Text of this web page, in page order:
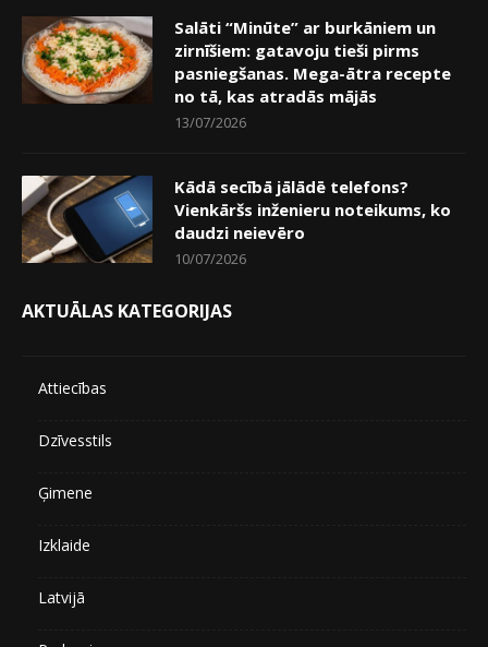
Salāti “Minūte” ar burkāniem un
zirnīšiem: gatavoju tieši pirms
pasniegšanas. Mega-ātra recepte
no tā, kas atradās mājās
13/07/2026
Kādā secībā jālādē telefons?
Vienkāršs inženieru noteikums, ko
daudzi neievēro
10/07/2026
AKTUĀLAS KATEGORIJAS
Attiecības
Dzīvesstils
Ģimene
Izklaide
Latvijā